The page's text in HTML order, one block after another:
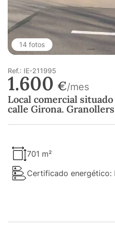
14 fotos
Ref.: IE-211995
1.600 €/mes
Local comercial
calle Girona.
701 m²
Certificado energético: